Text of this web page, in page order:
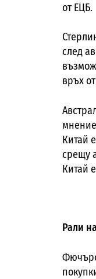
от ЕЦБ.
след
връх
Китай
срещу
Китай
Рали